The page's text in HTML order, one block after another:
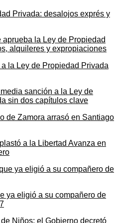
aprueba la Ley de Propiedad
alquileres y expropiaciones
sanción a la Ley de
sin dos capítulos clave
a la Libertad Avanza en
ya eligió a su compañero de